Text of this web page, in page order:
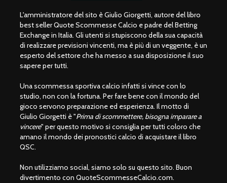
L'amministratore del sito è Giulio Giorgetti, autore del libro
best seller Quote Scommesse Calcio e padre del Betting
Exchange in Italia. Gli utenti si stupiscono della sua capacità
di realizzare previsioni vincenti, ma è più di un veggente, è un
esperto del settore che ha messo a sua disposizione il suo
sapere per tutti.
Una scommessa sportiva calcio infatti si vince con lo
studio, non con la fortuna. Per fare bene con il mondo del
gioco servono preparazione ed esperienza. Il motto di
Giulio Giorgetti è "Prima di scommettere, bisogna imparare a
vincere" per questo motivo si consiglia per tutti coloro che
amano il mondo dei pronostici calcio di acquistare il libro
QSC.
Non utilizziamo social, siamo solo su questo sito. Buon
divertimento con QuoteScommesseCalcio.com.